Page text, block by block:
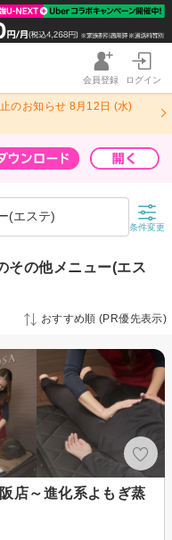
会員登録 ログイン
のお知らせ 8月12日 (水)
(エステ)
条件変更
その他メニュー(エス
おすすめ順 (PR優先表示)
店～進化系よもぎ蒸